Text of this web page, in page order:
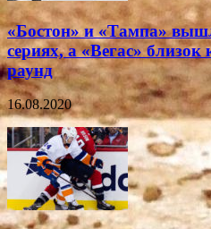
«Бостон» и «Тампа»
сериях, а «Вегас»
раунд
16.08.2020